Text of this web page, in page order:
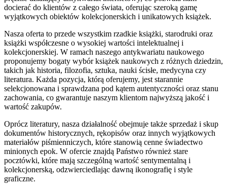
docierać do klientów z całego świata, oferując szeroką gamę
wyjątkowych obiektów kolekcjonerskich i unikatowych książek.
Nasza oferta to przede wszystkim rzadkie książki, starodruki oraz
książki współczesne o wysokiej wartości intelektualnej i
kolekcjonerskiej. W ramach naszego antykwariatu naukowego
proponujemy bogaty wybór książek naukowych z różnych dziedzin,
takich jak historia, filozofia, sztuka, nauki ścisłe, medycyna czy
literatura. Każda pozycja, którą oferujemy, jest starannie
selekcjonowana i sprawdzana pod kątem autentyczności oraz stanu
zachowania, co gwarantuje naszym klientom najwyższą jakość i
wartość zakupów.
Oprócz literatury, nasza działalność obejmuje także sprzedaż i skup
dokumentów historycznych, rękopisów oraz innych wyjątkowych
materiałów piśmienniczych, które stanowią cenne świadectwo
minionych epok. W ofercie znajdą Państwo również stare
pocztówki, które mają szczególną wartość sentymentalną i
kolekcjonerską, odzwierciedlając dawną ikonografię i style
graficzne.